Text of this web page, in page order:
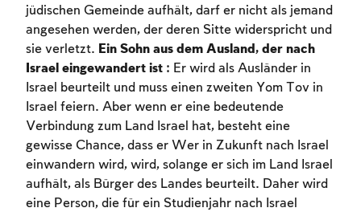
jüdischen Gemeinde aufhält, darf er nicht als jemand
angesehen werden, der deren Sitte widerspricht und
sie verletzt. Ein Sohn aus dem Ausland, der nach
Israel eingewandert ist : Er wird als Ausländer in
Israel beurteilt und muss einen zweiten Yom Tov in
Israel feiern. Aber wenn er eine bedeutende
Verbindung zum Land Israel hat, besteht eine
gewisse Chance, dass er Wer in Zukunft nach Israel
einwandern wird, wird, solange er sich im Land Israel
aufhält, als Bürger des Landes beurteilt. Daher wird
eine Person, die für ein Studienjahr nach Israel